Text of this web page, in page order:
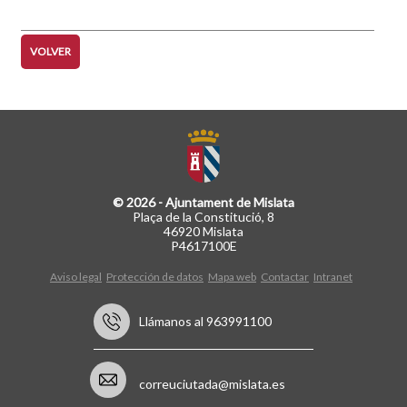
VOLVER
© 2026 - Ajuntament de Mislata
Plaça de la Constitució, 8
46920 Mislata
P4617100E
Aviso legal Protección de datos Mapa web Contactar Intranet
Llámanos al 963991100
correuciutada@mislata.es